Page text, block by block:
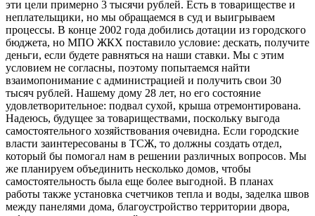
эти цели примерно 3 тысячи рублей. Есть в товариществе и
неплательщики, но мы обращаемся в суд и выигрываем
процессы. В конце 2002 года добились дотации из городского
бюджета, но МПО ЖКХ поставило условие: дескать, получите
деньги, если будете равняться на наши ставки. Мы с этим
условием не согласны, поэтому попытаемся найти
взаимопонимание с администрацией и получить свои 30
тысяч рублей. Нашему дому 28 лет, но его состояние
удовлетворительное: подвал сухой, крыша отремонтирована.
Надеюсь, будущее за товариществами, поскольку выгода
самостоятельного хозяйствования очевидна. Если городские
власти заинтересованы в ТСЖ, то должны создать отдел,
который бы помогал нам в решении различных вопросов. Мы
же планируем объединить несколько домов, чтобы
самостоятельность была еще более выгодной. В планах
работы также установка счетчиков тепла и воды, заделка швов
между панелями дома, благоустройство территории двора,